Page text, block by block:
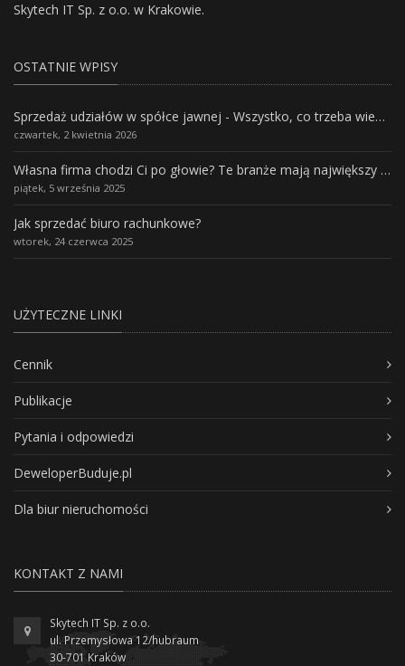
Skytech IT Sp. z o.o. w Krakowie.
OSTATNIE WPISY
Sprzedaż udziałów w spółce jawnej - Wszystko, co trzeba wiedzieć.
czwartek, 2 kwietnia 2026
Własna firma chodzi Ci po głowie? Te branże mają największy potencjał rozwoju
piątek, 5 września 2025
Jak sprzedać biuro rachunkowe?
wtorek, 24 czerwca 2025
UŻYTECZNE LINKI
Cennik
Publikacje
Pytania i odpowiedzi
DeweloperBuduje.pl
Dla biur nieruchomości
KONTAKT Z NAMI
Skytech IT Sp. z o.o.
ul. Przemysłowa 12/hubraum
30-701 Kraków